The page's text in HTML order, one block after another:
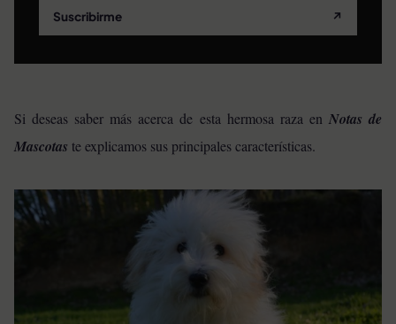
Suscribirme ↗
Si deseas saber más acerca de esta hermosa raza en Notas de
Mascotas te explicamos sus principales características.